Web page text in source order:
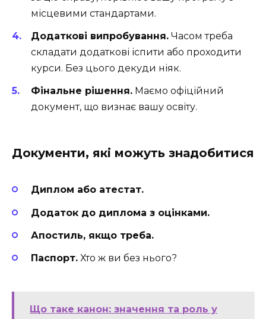
місцевими стандартами.
Додаткові випробування. Часом треба
складати додаткові іспити або проходити
курси. Без цього декуди ніяк.
Фінальне рішення. Маємо офіційний
документ, що визнає вашу освіту.
Документи, які можуть знадобитися
Диплом або атестат.
Додаток до диплома з оцінками.
Апостиль, якщо треба.
Паспорт. Хто ж ви без нього?
Що таке канон: значення та роль у